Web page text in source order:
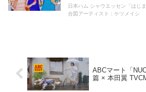
日本ハム シャウエッセン「はじ
合図アーティスト：ケツメイシ
ABCマート「
篇 × 本田翼